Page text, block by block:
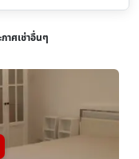
าศเช่าอื่นๆ